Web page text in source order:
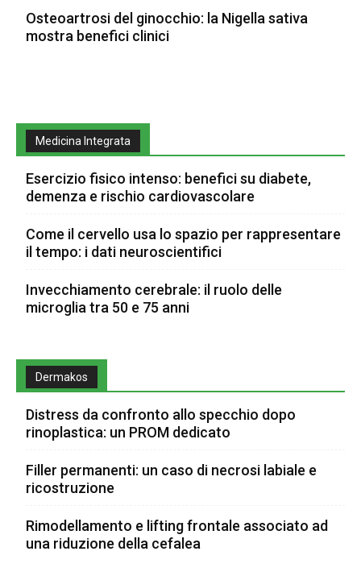
Osteoartrosi del ginocchio: la Nigella sativa
mostra benefici clinici
Medicina Integrata
Esercizio fisico intenso: benefici su diabete,
demenza e rischio cardiovascolare
Come il cervello usa lo spazio per rappresentare
il tempo: i dati neuroscientifici
Invecchiamento cerebrale: il ruolo delle
microglia tra 50 e 75 anni
Dermakos
Distress da confronto allo specchio dopo
rinoplastica: un PROM dedicato
Filler permanenti: un caso di necrosi labiale e
ricostruzione
Rimodellamento e lifting frontale associato ad
una riduzione della cefalea